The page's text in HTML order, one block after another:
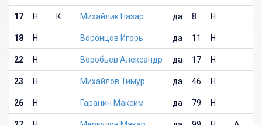
17 Н К Михайлик Назар да 8 Н
18 Н Воронцов Игорь да 11 Н
22 Н Воробьев Александр да 17 Н
23 Н Михайлов Тимур да 46 Н
26 Н Гаранин Максим да 79 Н